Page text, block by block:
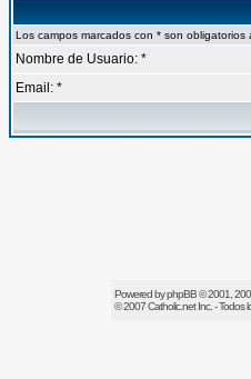
Los campos marcados con * son
Nombre de Usuario: *
Email: *
Powered byphpBB© 2001,
© 2007Catholic.netInc. - Todos